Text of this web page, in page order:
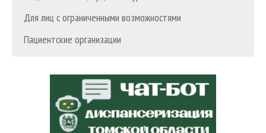
Для лиц с ограниченными возможностями
Пациентские организации